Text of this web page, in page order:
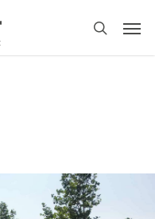
search
Direct
regelen